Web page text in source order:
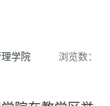
学院
浏览数：